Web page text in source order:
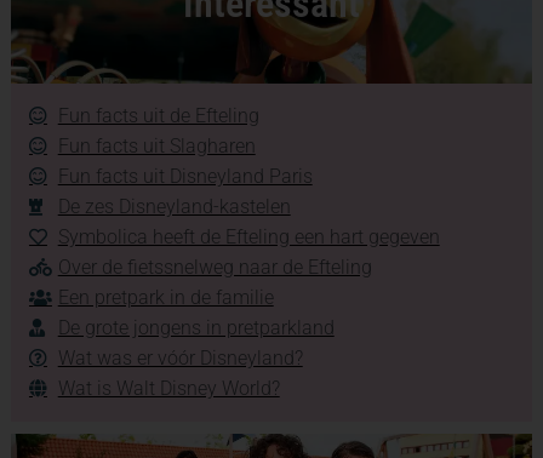
Fun facts uit de Efteling
Fun facts uit Slagharen
Fun facts uit Disneyland Paris
De zes Disneyland-kastelen
Symbolica heeft de Efteling een hart gegeven
Over de fietssnelweg naar de Efteling
Een pretpark in de familie
De grote jongens in pretparkland
Wat was er vóór Disneyland?
Wat is Walt Disney World?